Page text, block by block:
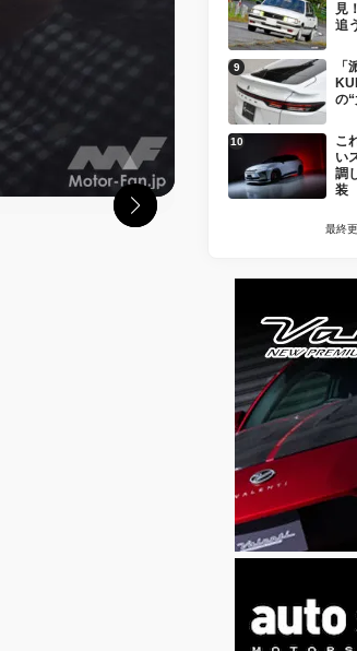
見
追
の
こ
い
調
装
最終